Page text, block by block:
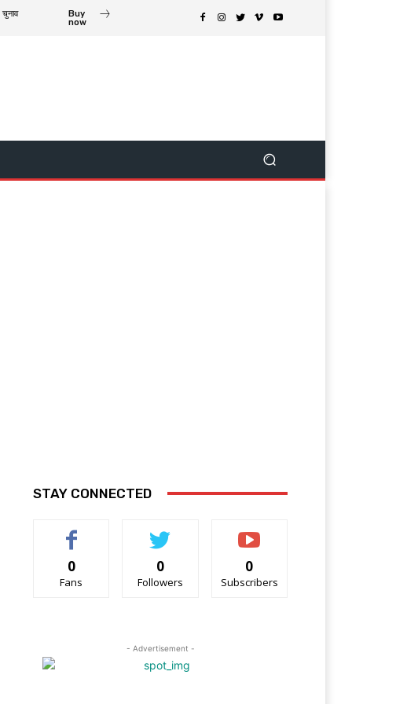
चुनाव
Buy
now
STAY CONNECTED
0
Fans
0
Followers
0
Subscribers
- Advertisement -